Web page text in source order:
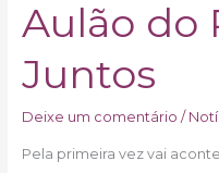
Aulão do
Juntos
Deixe um comentário /
Pela primeira vez vai
Aulão
do
Projeto
Juntos